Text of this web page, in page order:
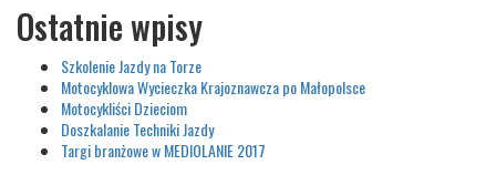
Ostatnie wpisy
Szkolenie Jazdy na Torze
Motocyklowa Wycieczka Krajoznawcza po Małopolsce
Motocykliści Dzieciom
Doszkalanie Techniki Jazdy
Targi branżowe w MEDIOLANIE 2017